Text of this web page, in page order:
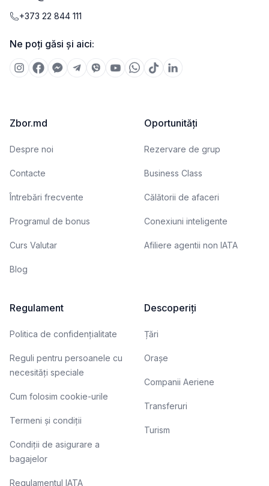
+373 22 844 111
Ne poți găsi și aici:
Zbor.md
Despre noi
Contacte
Întrebări frecvente
Programul de bonus
Curs Valutar
Blog
Oportunități
Rezervare de grup
Business Class
Călătorii de afaceri
Conexiuni inteligente
Afiliere agentii non IATA
Regulament
Politica de confidențialitate
Reguli pentru persoanele cu
necesități speciale
Cum folosim cookie-urile
Termeni și condiții
Condiții de asigurare a
bagajelor
Regulamentul IATA
Descoperiți
Țări
Orașe
Companii Aeriene
Transferuri
Turism